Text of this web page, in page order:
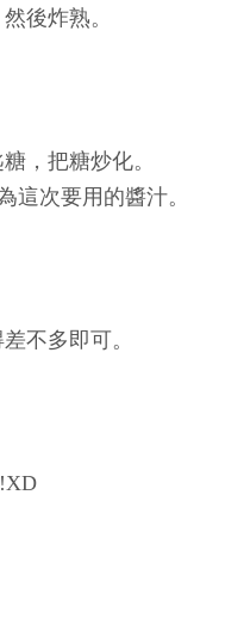
後炸熟。
，把糖炒化。
這次要用的醬汁。
不多即可。